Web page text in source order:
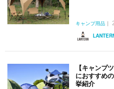
キャンプ用品
【キャンプ
におすすめ
挙紹介